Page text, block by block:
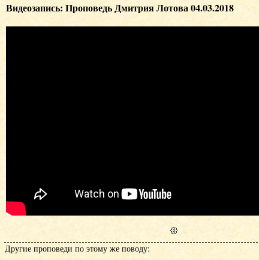
Видеозапись: Проповедь Дмитрия Лотова 04.03.2018
Другие проповеди по этому же поводу: